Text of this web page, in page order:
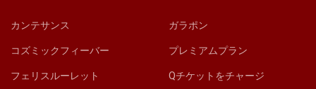
カンテサンス
コズミックフィーバー
フェリスルーレット
ガラポン
プレミアムプラン
Qチケットをチャージ